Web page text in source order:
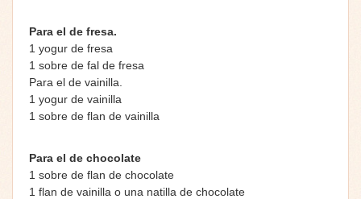
Para el de fresa.
1 yogur de fresa
1 sobre de fal de fresa
Para el de vainilla.
1 yogur de vainilla
1 sobre de flan de vainilla
Para el de chocolate
1 sobre de flan de chocolate
1 flan de vainilla o una natilla de chocolate